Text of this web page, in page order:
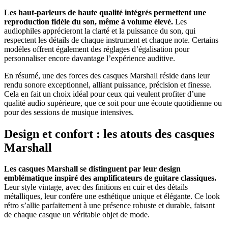
Les haut-parleurs de haute qualité intégrés permettent une
reproduction fidèle du son, même à volume élevé. Les
audiophiles apprécieront la clarté et la puissance du son, qui
respectent les détails de chaque instrument et chaque note. Certains
modèles offrent également des réglages d’égalisation pour
personnaliser encore davantage l’expérience auditive.
En résumé, une des forces des casques Marshall réside dans leur
rendu sonore exceptionnel, alliant puissance, précision et finesse.
Cela en fait un choix idéal pour ceux qui veulent profiter d’une
qualité audio supérieure, que ce soit pour une écoute quotidienne ou
pour des sessions de musique intensives.
Design et confort : les atouts des casques
Marshall
Les casques Marshall se distinguent par leur design
emblématique inspiré des amplificateurs de guitare classiques.
Leur style vintage, avec des finitions en cuir et des détails
métalliques, leur confère une esthétique unique et élégante. Ce look
rétro s’allie parfaitement à une présence robuste et durable, faisant
de chaque casque un véritable objet de mode.